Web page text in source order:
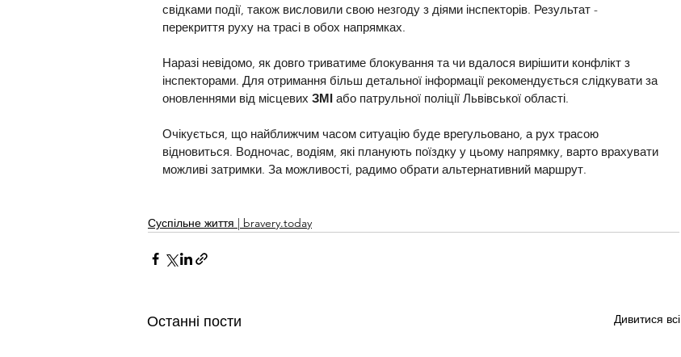
свідками події, також висловили свою незгоду з діями інспекторів. Результат -
перекриття руху на трасі в обох напрямках.
Наразі невідомо, як довго триватиме блокування та чи вдалося вирішити конфлікт з
інспекторами. Для отримання більш детальної інформації рекомендується слідкувати за
оновленнями від місцевих ЗМІ або патрульної поліції Львівської області.
Очікується, що найближчим часом ситуацію буде врегульовано, а рух трасою
відновиться. Водночас, водіям, які планують поїздку у цьому напрямку, варто врахувати
можливі затримки. За можливості, радимо обрати альтернативний маршрут.
Суспільне життя | bravery.today
Останні пости Дивитися всі